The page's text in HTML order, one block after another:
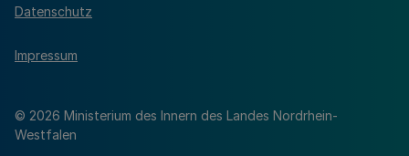
© 2026 Ministerium des Innern des Landes Nordrhein-
Westfalen
Datenschutz
Impressum